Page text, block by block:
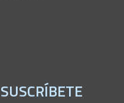
SUSCRÍBETE